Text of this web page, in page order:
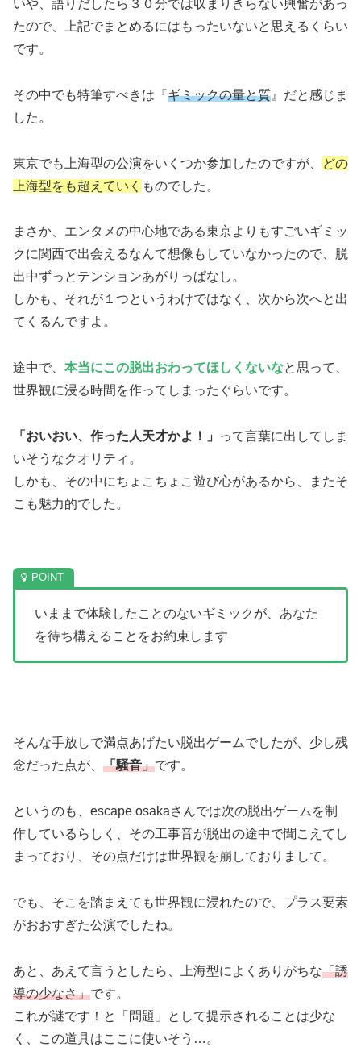
いや、語りだしたら３０分では収まりきらない興奮があっ
たので、上記でまとめるにはもったいないと思えるくらい
です。
その中でも特筆すべきは『ギミックの量と質 』だと感じま
した。
東京でも上海型の公演をいくつか参加したのですが、
どの
上海型をも超えていく ものでした。
まさか、エンタメの中心地である東京よりもすごいギミッ
クに関西で出会えるなんて想像もしていなかったので、脱
出中ずっとテンションあがりっぱなし。
しかも、それが１つというわけではなく、次から次へと出
てくるんですよ。
途中で、 本当にこの脱出おわってほしくないなと思って、
世界観に浸る時間を作ってしまったぐらいです。
「おいおい、作った人天才かよ！」
って言葉に出してしま
いそうなクオリティ。
しかも、その中にちょこちょこ遊び心があるから、またそ
こも魅力的でした。
いままで体験したことのないギミックが、あなた
を待ち構えることをお約束します
そんな手放しで満点あげたい脱出ゲームでしたが、少し残
念だった点が、 「騒音」です。
というのも、escape osakaさんでは次の脱出ゲームを制
作しているらしく、その工事音が脱出の途中で聞こえてし
まっており、その点だけは世界観を崩しておりまして。
でも、そこを踏まえても世界観に浸れたので、プラス要素
がおおすぎた公演でしたね。
あと、あえて言うとしたら、上海型によくありがちな「誘
導の少なさ」です。
これが謎です！と「問題」として提示されることは少な
く、この道具はここに使いそう…。